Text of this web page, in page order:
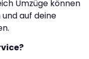
Umzüge können
auf deine